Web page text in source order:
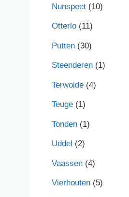
Nunspeet (10)
Otterlo (11)
Putten (30)
Steenderen (1)
Terwolde (4)
Teuge (1)
Tonden (1)
Uddel (2)
Vaassen (4)
Vierhouten (5)